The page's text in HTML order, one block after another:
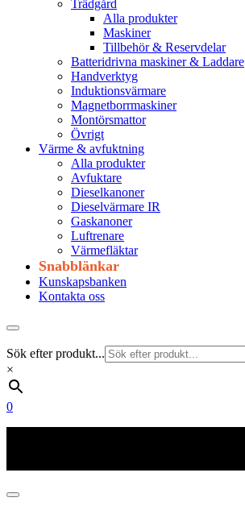
Trädgård
Alla produkter
Maskiner
Tillbehör & Reservdelar
Batteridrivna maskiner & Laddare
Handverktyg
Induktionsvärmare
Magnetborrmaskiner
Montörsmattor
Övrigt
Värme & avfuktning
Alla produkter
Avfuktare
Dieselkanoner
Dieselvärmare IR
Gaskanoner
Luftrenare
Värmefläktar
Snabblänkar
Kunskapsbanken
Kontakta oss
Sök efter produkt...
×
0